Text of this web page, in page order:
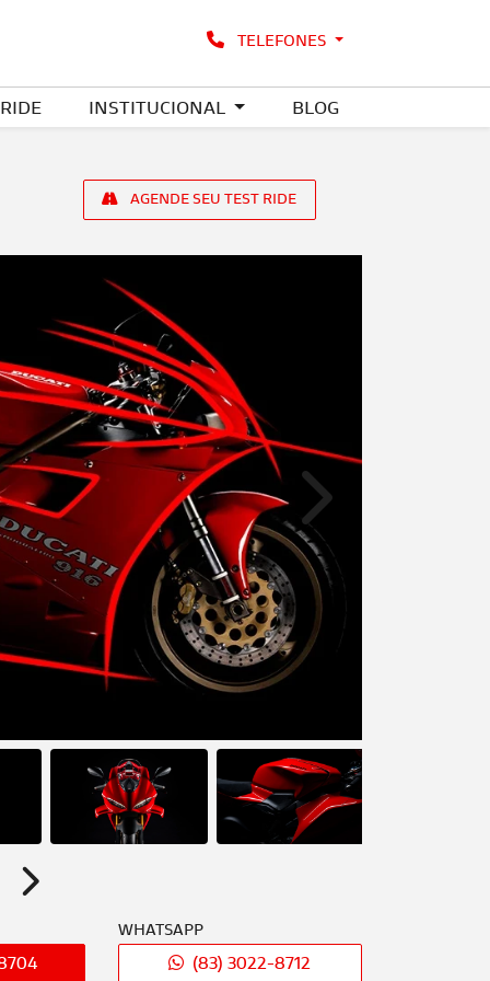
TELEFONES
INSTITUCIONAL BLOG
AGENDE SEU TEST RIDE
Próximo
Próximo
WHATSAPP
(83) 3022-8712